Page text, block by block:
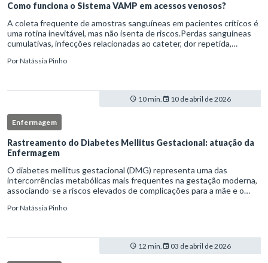
Como funciona o Sistema VAMP em acessos venosos?
A coleta frequente de amostras sanguíneas em pacientes críticos é
uma rotina inevitável, mas não isenta de riscos.Perdas sanguíneas
cumulativas, infecções relacionadas ao cateter, dor repetida,
PorNatássia Pinho
10 min. 10 de abril de 2026
Enfermagem
Rastreamento do Diabetes Mellitus Gestacional: atuação da
Enfermagem
O diabetes mellitus gestacional (DMG) representa uma das
intercorrências metabólicas mais frequentes na gestação moderna,
associando-se a riscos elevados de complicações para a mãe e o
enferm
PorNatássia Pinho
12 min. 03 de abril de 2026